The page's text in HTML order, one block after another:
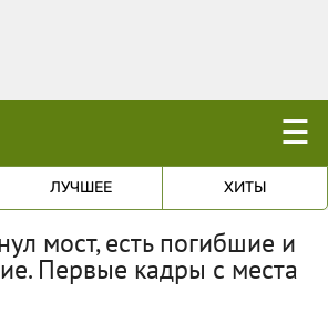
☰
ЛУЧШЕЕ ХИТЫ
мост, есть погибшие и
Первые кадры с места